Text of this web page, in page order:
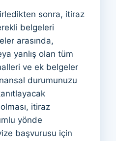
sonra, itiraz
belgeleri
arasında,
yanlış olan tüm
ve ek belgeler
durumunuzu
itiraz
yönde
başvurusu için